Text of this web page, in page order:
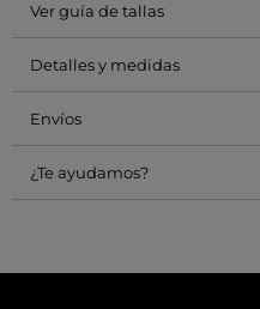
Ver guía de tallas
Detalles y medidas
Envíos
¿Te ayudamos?